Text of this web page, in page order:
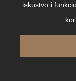
Copyright ©
iskustvo i